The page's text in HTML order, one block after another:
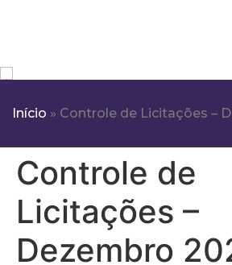
Início » Controle de Licitações –
Controle de
Licitações –
Dezembro